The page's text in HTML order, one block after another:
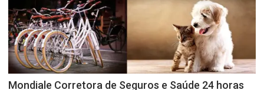
Mondiale Corretora de Seguros e Saúde 24 horas